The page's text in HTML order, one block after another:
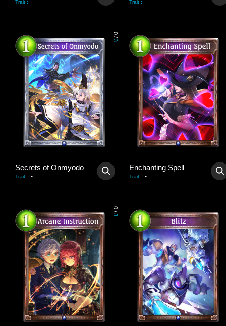
Trait : - Trait : -
0
/
3
Secrets of Onmyodo
Trait : -
Enchanting Spell
Trait : -
0
/
3